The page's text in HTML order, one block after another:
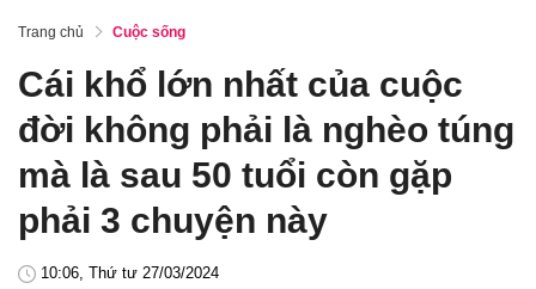
Trang chủ Cuộc sống
Cái khổ lớn nhất của cuộc
đời không phải là nghèo túng
mà là sau 50 tuổi còn gặp
phải 3 chuyện này
10:06, Thứ tư 27/03/2024